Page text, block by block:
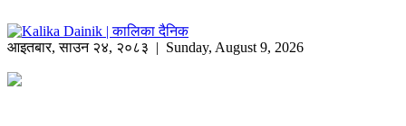
आइतबार,साउन २४, २०८३ | Sunday, August 9, 2026